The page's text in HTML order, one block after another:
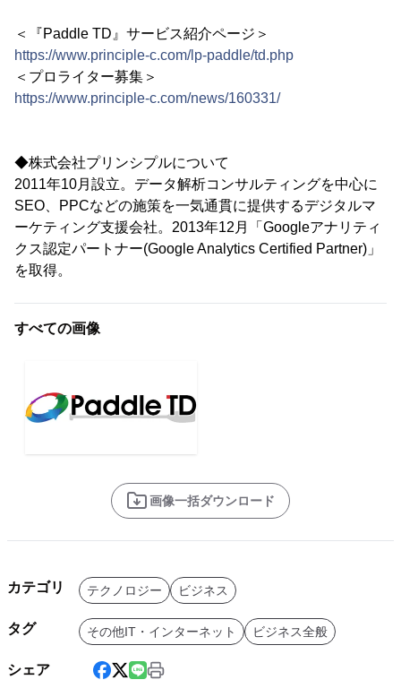
＜『Paddle TD』サービス紹介ページ＞
https://www.principle-c.com/lp-paddle/td.php
＜プロライター募集＞
https://www.principle-c.com/news/160331/
◆株式会社プリンシプルについて
2011年10月設立。データ解析コンサルティングを中心に
SEO、PPCなどの施策を一気通貫に提供するデジタルマ
ーケティング支援会社。2013年12月「Googleアナリティ
クス認定パートナー(Google Analytics Certified Partner)」
を取得。
すべての画像
画像一括ダウンロード
カテゴリ テクノロジー ビジネス
タグ その他IT・インターネット ビジネス全般
シェア